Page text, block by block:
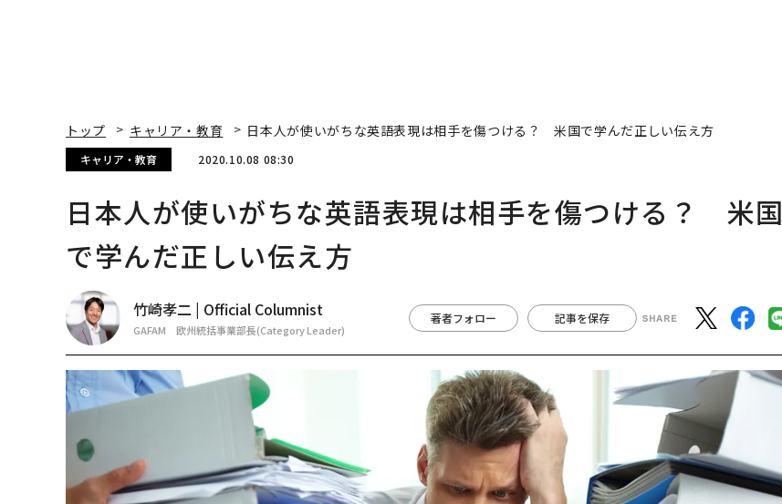
トップ キャリア・教育 日本人が使いがちな英語表現は相手を傷つける？ 米国で学んだ正しい伝え方
キャリア・教育 2020.10.08 08:30
日本人が使いがちな英語表現は相手を傷つける？ 米国
で学んだ正しい伝え方
竹崎孝二 | Official Columnist
GAFAM 欧州統括事業部長(Category Leader)
著者フォロー 記事を保存